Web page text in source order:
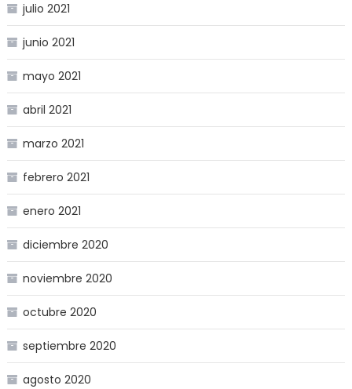
julio 2021
junio 2021
mayo 2021
abril 2021
marzo 2021
febrero 2021
enero 2021
diciembre 2020
noviembre 2020
octubre 2020
septiembre 2020
agosto 2020